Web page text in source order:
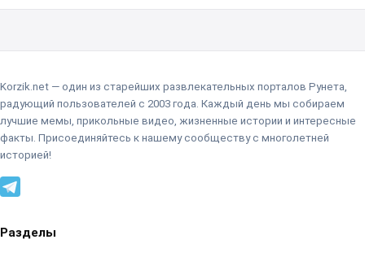
Korzik.net — один из старейших развлекательных порталов Рунета,
радующий пользователей с 2003 года. Каждый день мы собираем
лучшие мемы, прикольные видео, жизненные истории и интересные
факты. Присоединяйтесь к нашему сообществу с многолетней
историей!
Разделы